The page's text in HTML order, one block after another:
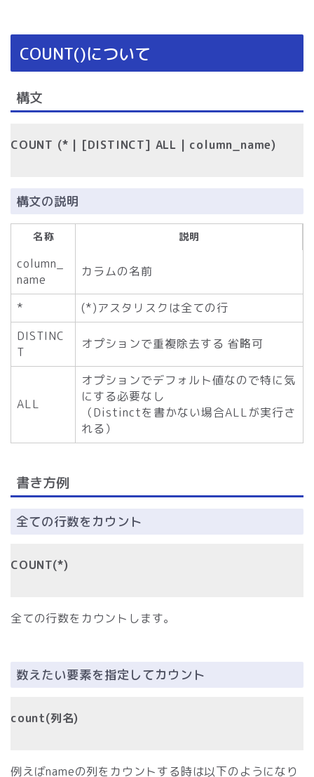
COUNT()について
構文
COUNT (* | [DISTINCT] ALL | column_name)
構文の説明
名称 説明
column_
name
カラムの名前
*
(*)アスタリスクは全ての行
DISTINC
T
オプションで重複除去する 省略可
ALL
オプションでデフォルト値なので特に気
にする必要なし
（Distinctを書かない場合ALLが実行さ
れる）
書き方例
全ての行数をカウント
COUNT(*)
全ての行数をカウントします。
数えたい要素を指定してカウント
count(列名)
例えばnameの列をカウントする時は以下のようになり